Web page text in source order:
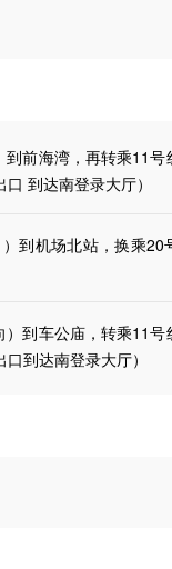
前海湾，再转乘11
到达南登录大厅）
到机场北站，换乘
到车公庙，转乘11
到达南登录大厅）